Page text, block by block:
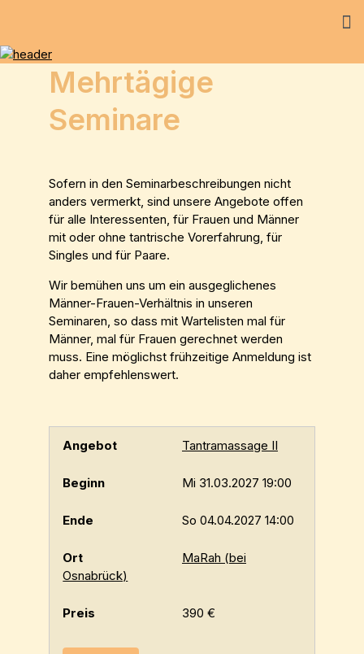
Mehrtägige
Seminare
Sofern in den Seminarbeschreibungen nicht
anders vermerkt, sind unsere Angebote offen
für alle Interessenten, für Frauen und Männer
mit oder ohne tantrische Vorerfahrung, für
Singles und für Paare.
Wir bemühen uns um ein ausgeglichenes
Männer-Frauen-Verhältnis in unseren
Seminaren, so dass mit Wartelisten mal für
Männer, mal für Frauen gerechnet werden
muss. Eine möglichst frühzeitige Anmeldung ist
daher empfehlenswert.
Tantramassage II
Mi 31.03.2027 19:00
So 04.04.2027 14:00
MaRah (bei
Osnabrück)
390 €